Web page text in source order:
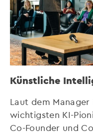
Künstliche
Laut dem Manager
wichtigsten KI-
Co-Founder und